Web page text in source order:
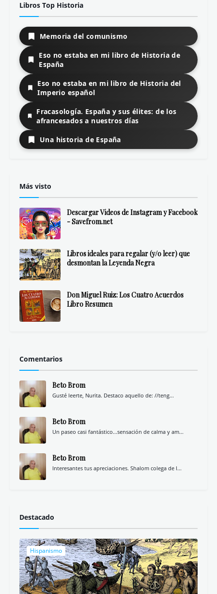
Libros Top Historia
Memoria del comunismo
Eso no estaba en mi libro de Historia de
España
Eso no estaba en mi libro de Historia del
Imperio español
Fracasología. España y sus élites: de los
afrancesados a nuestros días
Una historia de España
Más visto
Descargar Videos de Instagram y Facebook
- Savefrom.net
Libros ideales para regalar (y/o leer) que
desmontan la Leyenda Negra
Don Miguel Ruiz: Los Cuatro Acuerdos
Libro Resumen
Comentarios
Beto Brom
Gusté leerte, Nurita. Destaco aquello de: //teng...
Beto Brom
Un paseo casi fantástico...sensación de calma y am...
Beto Brom
Interesantes tus apreciaciones. Shalom colega de l...
Destacado
Hispanismo